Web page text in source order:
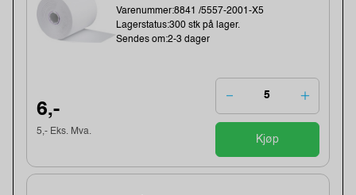
Varenummer:8841 /5557-2001-X5
Lagerstatus:300 stk på lager.
Sendes om:2-3 dager
6,-
5,- Eks. Mva.
Kjøp